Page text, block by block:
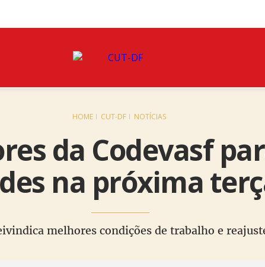
HOME CUT-DF NOTÍCIAS
da Codevasf
na próxima
melhores condições de trabalho e